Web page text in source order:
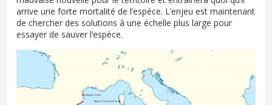
arrive une forte mortalité de l’espèce. L’enjeu est maintenant
de chercher des solutions à une échelle plus large pour
essayer de sauver l’espèce.